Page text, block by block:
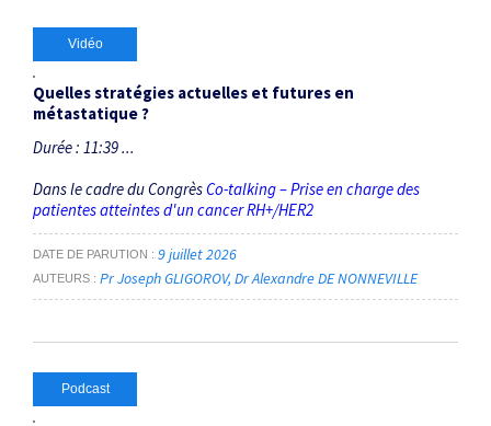
Vidéo
Quelles stratégies actuelles et futures en
métastatique ?
Durée : 11:39 ...
Dans le cadre du CongrèsCo-talking – Prise en charge des
patientes atteintes d'un cancer RH+/HER2
DATE DE PARUTION 9 juillet 2026
AUTEURS Pr Joseph GLIGOROV Dr Alexandre DE NONNEVILLE
Podcast